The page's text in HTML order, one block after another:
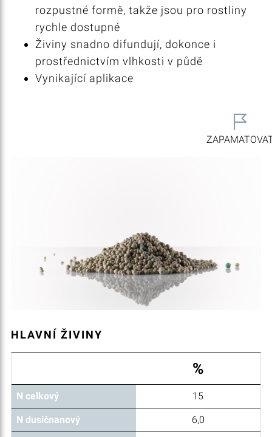
rozpustné formě, takže jsou pro rostliny
rychle dostupné
Živiny snadno difundují, dokonce i
prostřednictvím vlhkosti v půdě
Vynikající aplikace
HLAVNÍ ŽIVINY
%
N celkový 15
N dusičnanový 6,0